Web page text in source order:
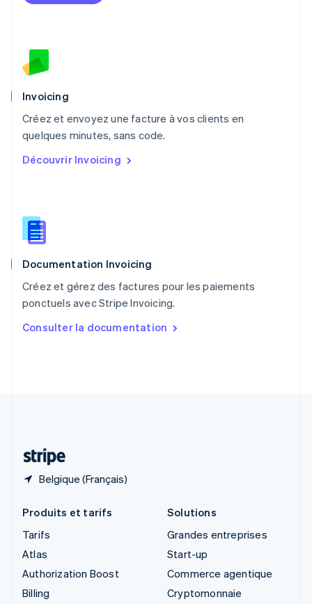
Invoicing
Créez et envoyez une facture à vos clients en
quelques minutes, sans code.
Découvrir Invoicing
Documentation Invoicing
Créez et gérez des factures pour les paiements
ponctuels avec Stripe Invoicing.
Consulter la documentation
Belgique (Français)
Mexique
English
Nouvelle-Zélande
Pays-Bas
Nederlands
Pologne
English
PortuguêsEnglish
English
Roumanie
Royaume-Uni
Singapour
English 简体中文
English
Produits et tarifs
Tarifs
Atlas
Authorization Boost
Billing
Solutions
Grandes entreprises
Start-up
Commerce agentique
Cryptomonnaie